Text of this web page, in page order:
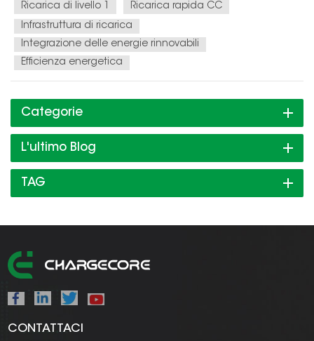
Ricarica di livello 1
Ricarica rapida CC
Infrastruttura di ricarica
Integrazione delle energie rinnovabili
Efficienza energetica
Categorie
L'ultimo Blog
TAG
CONTATTACI